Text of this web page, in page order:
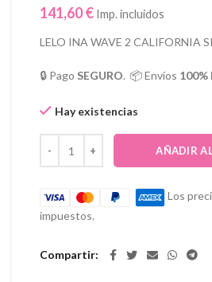
141,60€ Imp. incluidos
LELO INA WAVE 2 CALIFORNIA
🔒 Pago SEGURO. 📦 Envíos 100%
Hay existencias
AÑADIR
Los
impuestos.
Compartir